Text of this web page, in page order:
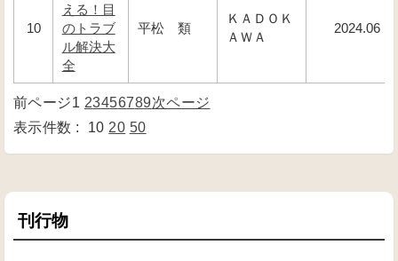
10
える！目
のトラブ
ル解決大
全
平松 類
ＫＡＤＯＫ
ＡＷＡ
2024.06
前ページ1 23456789次ページ
10 20 50
刊行物